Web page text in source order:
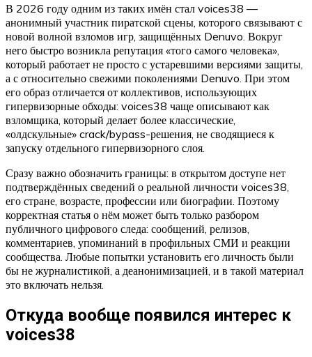
В 2026 году одним из таких имён стал voices38 —
анонимный участник пиратской сцены, которого связывают с
новой волной взломов игр, защищённых Denuvo. Вокруг
него быстро возникла репутация «того самого человека»,
который работает не просто с устаревшими версиями защиты,
а с относительно свежими поколениями Denuvo. При этом
его образ отличается от коллективов, использующих
гипервизорные обходы: voices38 чаще описывают как
взломщика, который делает более классические,
«олдскульные» crack/bypass-решения, не сводящиеся к
запуску отдельного гипервизорного слоя.
Сразу важно обозначить границы: в открытом доступе нет
подтверждённых сведений о реальной личности voices38,
его стране, возрасте, профессии или биографии. Поэтому
корректная статья о нём может быть только разбором
публичного цифрового следа: сообщений, релизов,
комментариев, упоминаний в профильных СМИ и реакции
сообщества. Любые попытки установить его личность были
бы не журналистикой, а деанонимизацией, и в такой материал
это включать нельзя.
Откуда вообще появился интерес к
voices38